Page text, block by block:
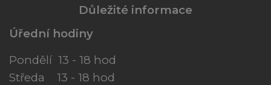
Důležité informace
Úřední hodiny
Pondělí 13 - 18 hod
Středa 13 - 18 hod